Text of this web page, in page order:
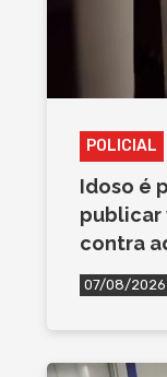
POLICIAL
Idoso é
publicar
contra
07/08/2026